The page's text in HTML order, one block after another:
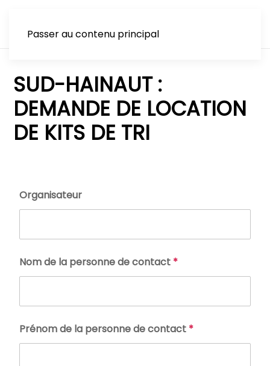
Passer au contenu principal
SUD-HAINAUT :
DEMANDE DE LOCATION
DE KITS DE TRI
Organisateur
Nom de la personne de contact *
Prénom de la personne de contact *